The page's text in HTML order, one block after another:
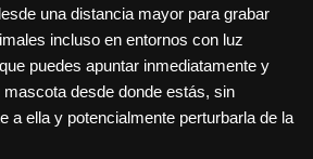
una distancia mayor para grabar
incluso en entornos con luz
puedes apuntar inmediatamente y
desde donde estás, sin
a ella y potencialmente perturbarla de la